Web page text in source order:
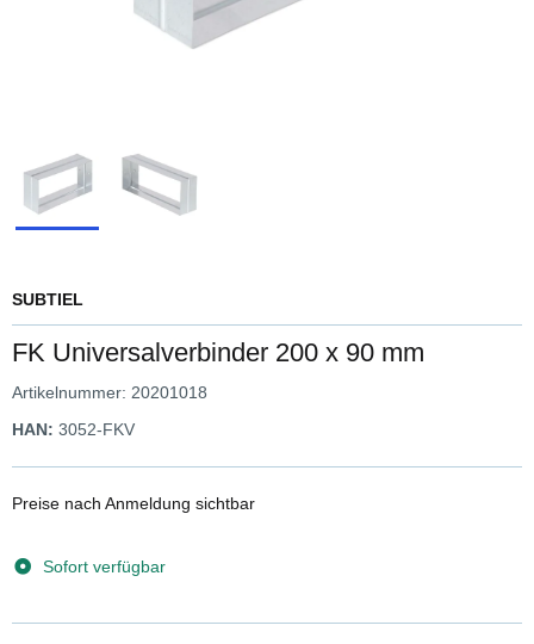
SUBTIEL
FK Universalverbinder 200 x 90 mm
Artikelnummer: 20201018
HAN: 3052-FKV
Preise nach Anmeldung sichtbar
Sofort verfügbar